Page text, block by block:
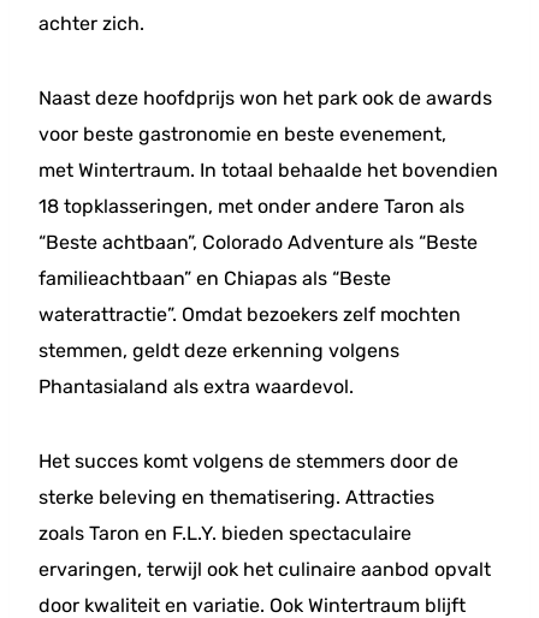
achter zich.
Naast deze hoofdprijs won het park ook de awards
voor beste gastronomie en beste evenement,
met Wintertraum. In totaal behaalde het bovendien
18 topklasseringen, met onder andere Taron als
“Beste achtbaan”, Colorado Adventure als “Beste
familieachtbaan” en Chiapas als “Beste
waterattractie”. Omdat bezoekers zelf mochten
stemmen, geldt deze erkenning volgens
Phantasialand als extra waardevol.
Het succes komt volgens de stemmers door de
sterke beleving en thematisering. Attracties
zoals Taron en F.L.Y. bieden spectaculaire
ervaringen, terwijl ook het culinaire aanbod opvalt
door kwaliteit en variatie. Ook Wintertraum blijft